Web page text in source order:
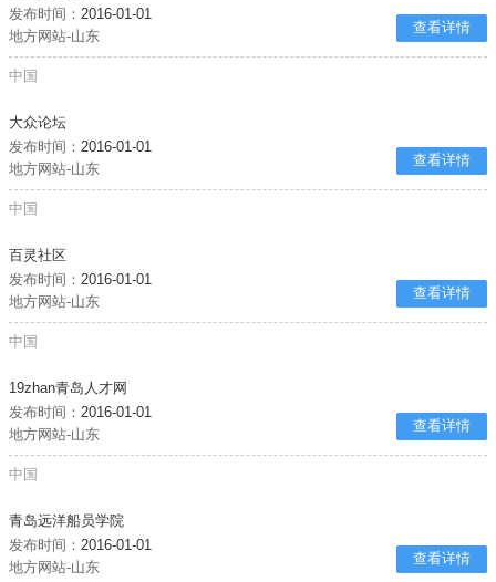
发布时间：2016-01-01
地方网站-山东
查看详情
中国
大众论坛
发布时间：2016-01-01
地方网站-山东
查看详情
中国
百灵社区
发布时间：2016-01-01
地方网站-山东
查看详情
中国
19zhan青岛人才网
发布时间：2016-01-01
地方网站-山东
查看详情
中国
青岛远洋船员学院
发布时间：2016-01-01
地方网站-山东
查看详情